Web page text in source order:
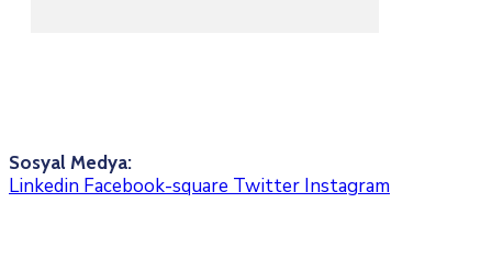
Sosyal Medya:
Linkedin Facebook-square Twitter Instagram